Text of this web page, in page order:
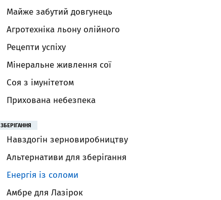
Майже забутий довгунець
Агротехніка льону олійного
Рецепти успіху
Мінеральне живлення сої
Соя з імунітетом
Прихована небезпека
ЗБЕРІГАННЯ
Навздогін зерновиробництву
Альтернативи для зберігання
Енергія із соломи
Амбре для Лазірок